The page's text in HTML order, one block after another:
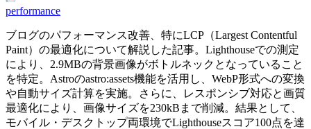
performance
ブログのパフォーマンス改善、特にLCP（Largest Contentful
Paint）の最適化について解説した記事。Lighthouseでの測定
により、2.9MBの背景画像がボトルネックとなっていること
を特定。Astroのastro:assets機能を活用し、WebP形式への変換
や自動サイズ計算を実施。さらに、レスポンシブ対応と画質
最適化により、画像サイズを230kBまで削減。結果として、
モバイル・デスクトップ両環境でLighthouseスコア100点を達